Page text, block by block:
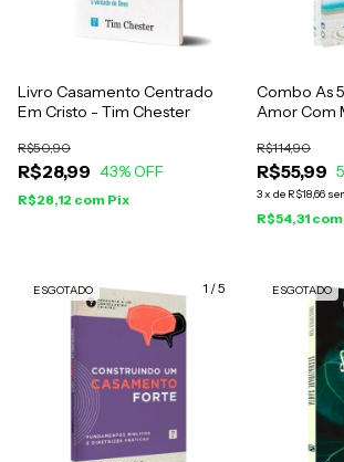
Livro Casamento Centrado
Em Cristo - Tim Chester
R$28,99
R$50,90
43% OFF
R$28,12 com Pix
Combo As
Amor Com
R$55,99
R$114,90
3x de R$18,66
R$54,31 com
1 /5
ESGOTADO ESGOTADO